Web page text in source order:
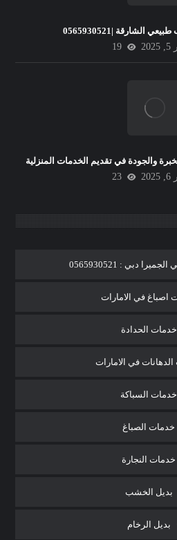
|0565930521
19
والجودة في تقديم الخدمات المنزلية
23
دبي : 0565930521
اصباغ في الامارات
خدمات الحدادة
في الامارات
خدمات السباكة
خدمات الصباغ
خدمات النجارة
بديل الخشب
بديل الرخام